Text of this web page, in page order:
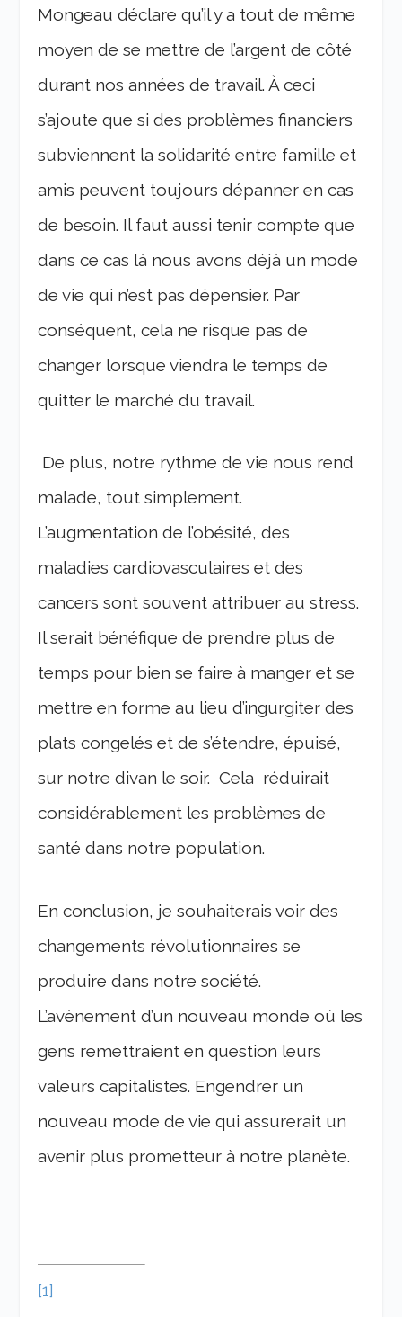
Mongeau déclare qu’il y a tout de même
moyen de se mettre de l’argent de côté
durant nos années de travail. À ceci
s’ajoute que si des problèmes financiers
subviennent la solidarité entre famille et
amis peuvent toujours dépanner en cas
de besoin. Il faut aussi tenir compte que
dans ce cas là nous avons déjà un mode
de vie qui n’est pas dépensier. Par
conséquent, cela ne risque pas de
changer lorsque viendra le temps de
quitter le marché du travail.
De plus, notre rythme de vie nous rend
malade, tout simplement.
L’augmentation de l’obésité, des
maladies cardiovasculaires et des
cancers sont souvent attribuer au stress.
Il serait bénéfique de prendre plus de
temps pour bien se faire à manger et se
mettre en forme au lieu d’ingurgiter des
plats congelés et de s’étendre, épuisé,
sur notre divan le soir. Cela réduirait
considérablement les problèmes de
santé dans notre population.
En conclusion, je souhaiterais voir des
changements révolutionnaires se
produire dans notre société.
L’avènement d’un nouveau monde où les
gens remettraient en question leurs
valeurs capitalistes. Engendrer un
nouveau mode de vie qui assurerait un
avenir plus prometteur à notre planète.
[1]